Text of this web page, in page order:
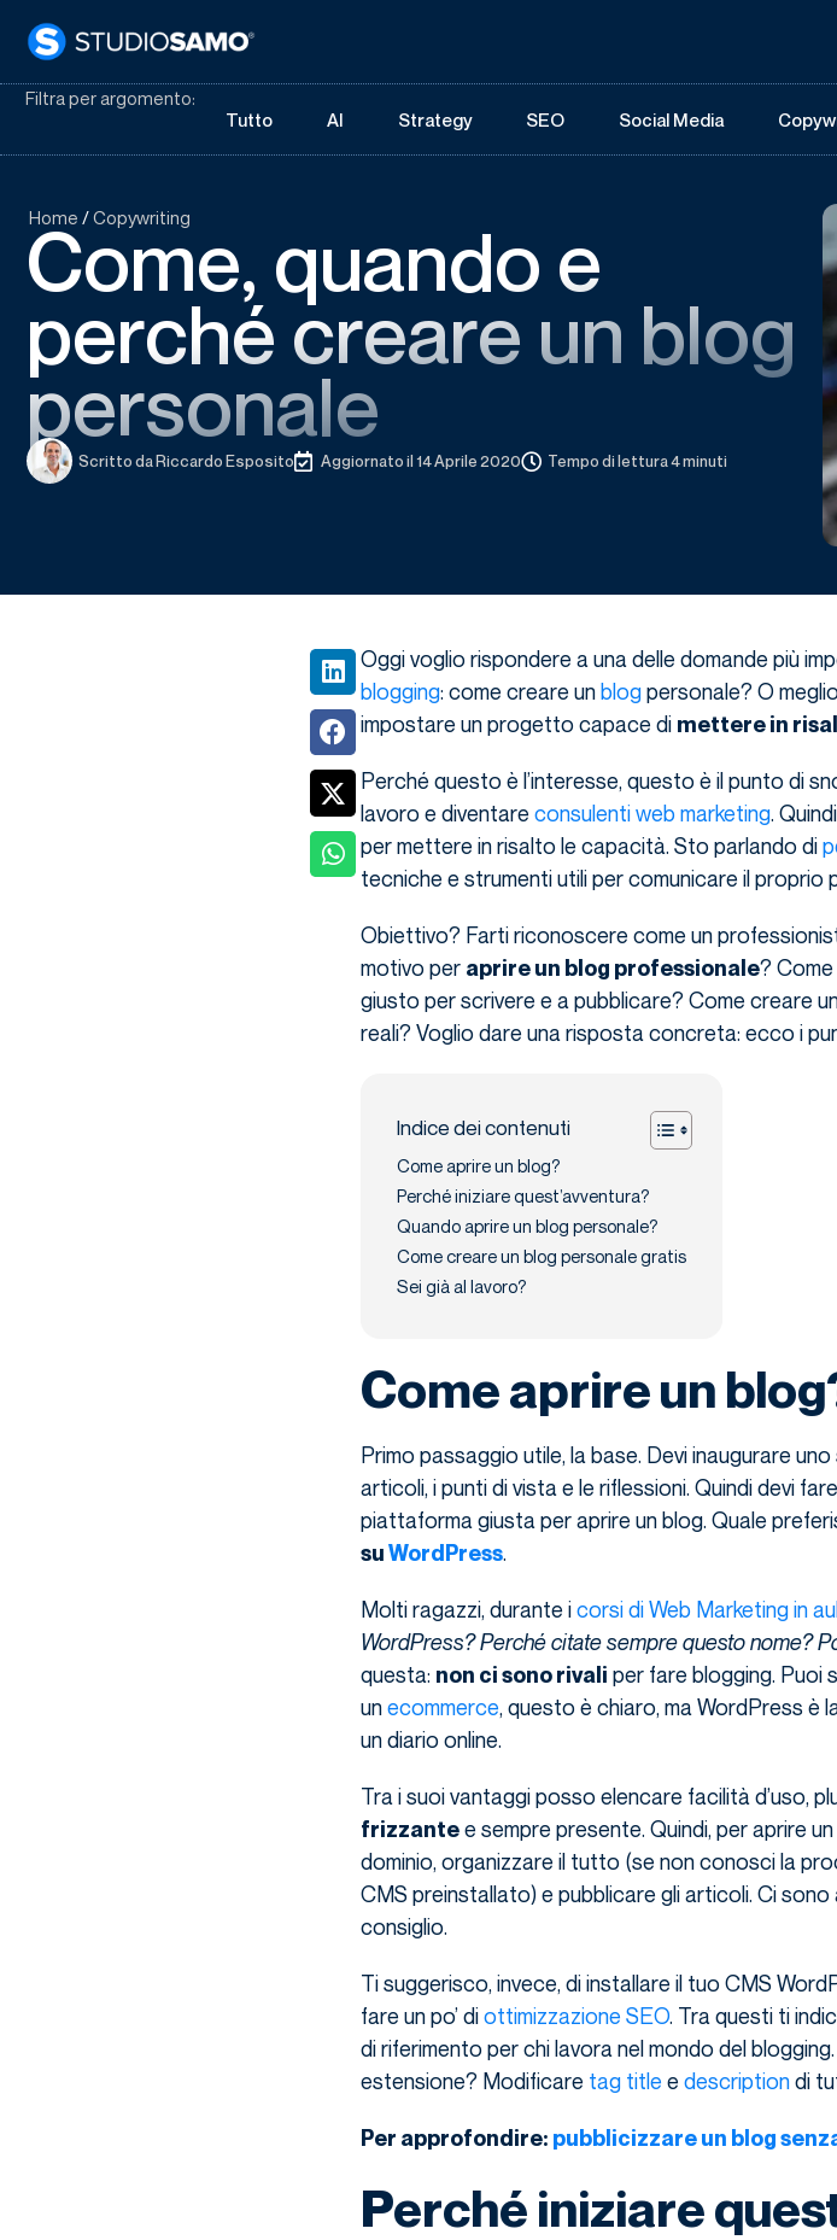
Filtra per argomento:
Tutto
AI Strategy SEO Social Media
Home /Copywriting
Come, quando e
perché creare un blog
personale
Scritto daRiccardo Esposito Aggiornato il 14 Aprile 2020 Tempo di lettura 4 minuti
Oggi voglio rispondere a una delle domande più
blogging: come creare unblogpersonale? O
impostare un progetto capace di mettere in
Perché questo è l’interesse, questo è il punto di
lavoro e diventare consulenti web marketing.
per mettere in risalto le capacità. Sto parlando di
tecniche e strumenti utili per comunicare il proprio
Obiettivo? Farti riconoscere come un
motivo per aprire un blog professionale?
giusto per scrivere e a pubblicare? Come creare
reali? Voglio dare una risposta concreta: ecco i
Indice dei contenuti
Come aprire un blog?
Perché iniziare quest’avventura?
Quando aprire un blog personale?
Come creare un blog personale gratis
Sei già al lavoro?
Come aprire un
Primo passaggio utile, la base. Devi inaugurare
articoli, i punti di vista e le riflessioni. Quindi devi
piattaforma giusta per aprire un blog. Quale
suWordPress.
Molti ragazzi, durante icorsi di Web Marketing in
WordPress? Perché citate sempre questo nome?
questa: non ci sono rivali per fare blogging. Puoi
unecommerce, questo è chiaro, ma WordPress è
un diario online.
Tra i suoi vantaggi posso elencare facilità d’uso,
frizzantee sempre presente. Quindi, per aprire
dominio, organizzare il tutto (se non conosci la
CMS preinstallato) e pubblicare gli articoli. Ci
consiglio.
Ti suggerisco, invece, di installare il tuo CMS
fare un po’ diottimizzazione SEO. Tra questi ti
di riferimento per chi lavora nel mondo del
estensione? Modificare tag title e descriptiondi
Per approfondire: pubblicizzare un blog
Perché iniziare